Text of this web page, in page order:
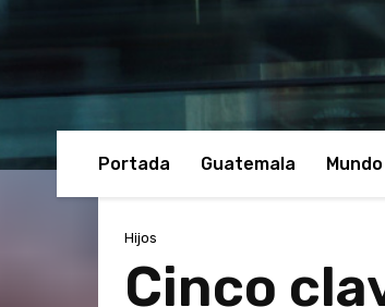
Portada Guatemala Mundo
Hijos
Cinco